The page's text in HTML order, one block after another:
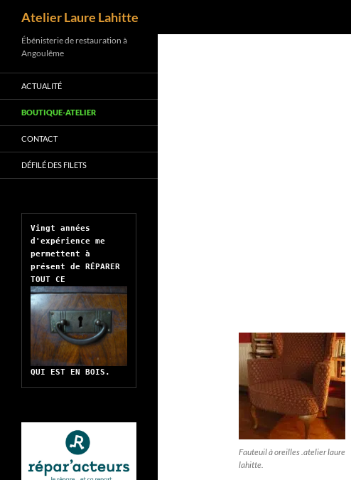
Aller
contenu
Atelier Laure Lahitte
Fauteuil à oreilles .atelier laure
lahitte.
Ébénisterie de restauration à
Angoulême
ACTUALITÉ
BOUTIQUE-ATELIER
CONTACT
DÉFILÉ DES FILETS
Vingt années
d'expérience me
permettent à
présent de RÉPARER
TOUT CE
QUI EST EN BOIS.